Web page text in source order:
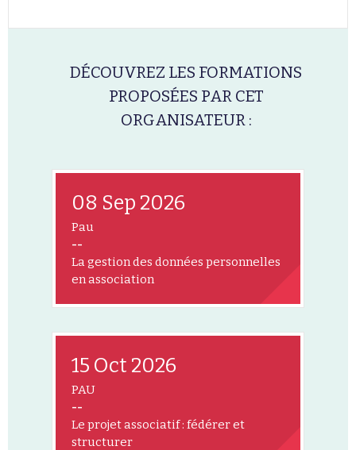
DÉCOUVREZ LES FORMATIONS
PROPOSÉES PAR CET
ORGANISATEUR :
08 Sep 2026
Pau
--
La gestion des données personnelles
en association
15 Oct 2026
PAU
--
Le projet associatif : fédérer et
structurer